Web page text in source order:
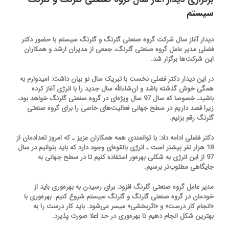
سیستم
دیدار آغاز سال شرکت‌ گروه صنعتی گلرنگ و گلرنگ سیستم با حضور دکتر
فضلی مدیر عامل گروه صنعتی گلرنگ، جمعی از مدیران ارشد و همکاران
این شرکت‌ها برگزار شد.
در این دیدار دکتر فضلی نخست با تبریک سال نو بیان داشت: امیدوارم به
همگی خوش گذشته باشد و ان‌شاءالله سال جدید را با انرژی آغاز کرده
باشید، خصوصا که سال 97 سال ویژه‌ای در گروه صنعتی گلرنگ خواهد بود،
زیرا قصد داریم در سطح جهانی فعالیت‌های خاصی را برای گروه صنعتی
گلرنگ رقم بزنیم.
دکتر فضلی ادامه داد: با توانمندی همه همکاران عزیز ـ که امروز تعدادمان از
18 هزار نفر بیشتر است ـ انرژی بالقوه‌ای وجود دارد که باید بتوانیم در سال
97 از این انرژی به شکلی بهره‌ور استفاده کنیم تا در سطح جهانی به
جایگاهی مطلوب‌تر برسیم.
مدیر عامل گروه صنعتی گلرنگ افزود: برای رسیدن به بهره‌وری باید از
خودمان در گروه صنعتی گلرنگ و گلرنگ سیستم شروع کنیم. بهره‌وری با
«انجام کار درست» و «اثربخشی» میسر می‌شود. باید کار درست را به
بهترین شکل انجام دهیم تا بهره‌وری در حد اعلا صورت پذیرد.